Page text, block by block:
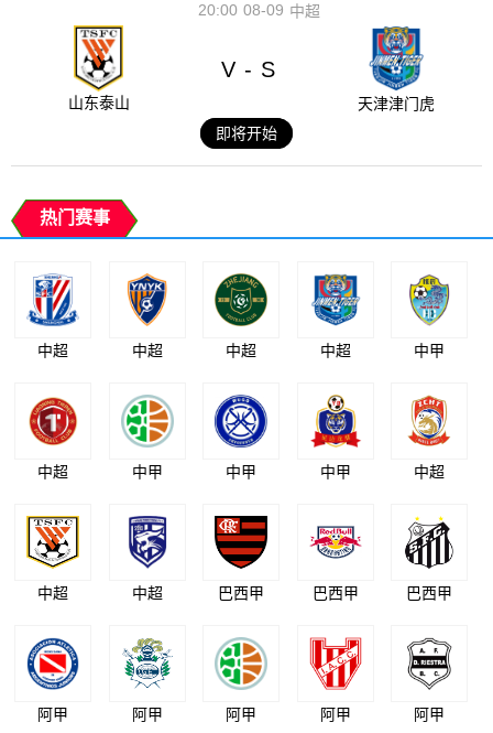
08-09
20:00 中超
山东泰山
V - S
天津津门虎
即将开始
热门赛事
中超 中超 中超 中超 中甲
中超 中甲 中甲 中甲 中超
中超 中超 巴西甲 巴西甲 巴西甲
阿甲 阿甲 阿甲 阿甲 阿甲